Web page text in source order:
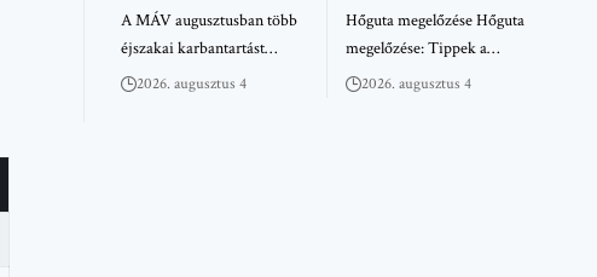
A MÁV augusztusban több
éjszakai karbantartást…
2026. augusztus 4
Hőguta megelőzése Hőguta
megelőzése: Tippek a…
2026. augusztus 4